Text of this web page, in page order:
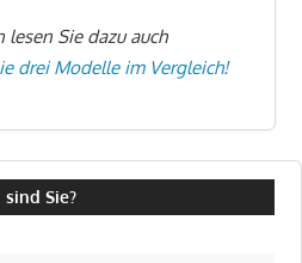
Sie dazu auch
drei Modelle im Vergleich!
Sie?